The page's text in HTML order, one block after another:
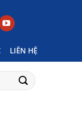
LIÊN HỆ
đâu tốt"